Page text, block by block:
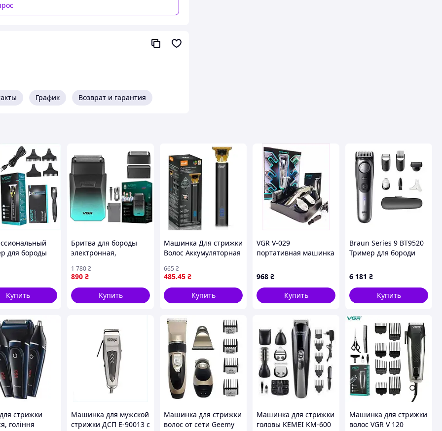
использования
кто хочет:
График Возврат и гарантия
для бороды
P46X47758
Купить
Бритва для бороды
электронная,
бритвенной насадкой,
Електробритва для
бороды UM-60
890 ₴
1 780₴
Купить
Машинка Для стрижки
Волос Аккумуляторная
(100)
485.45 ₴
665₴
Купить
VGR V-029
портативная машинка
EM41711E95
968 ₴
Купить
Braun Series 9 BT9520
Тример для бороди
6 181 ₴
Купить
стрижки
гоління
Машинка для мужской
стрижки ДСП E-90013 с
Машинка для стрижки
волос от сети Geemy
Машинка для стрижки
головы KEMEI KM-600
Машинка для стрижки
волос VGR V 120